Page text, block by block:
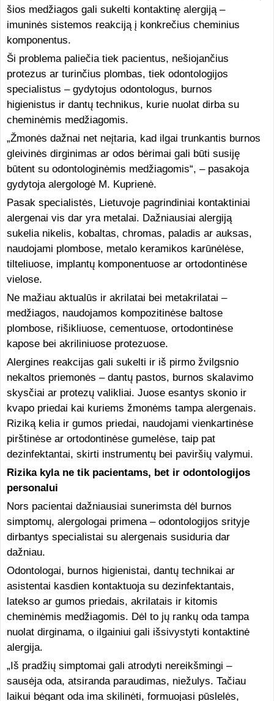
šios medžiagos gali sukelti kontaktinę alergiją –
imuninės sistemos reakciją į konkrečius cheminius
komponentus.
Ši problema paliečia tiek pacientus, nešiojančius
protezus ar turinčius plombas, tiek odontologijos
specialistus – gydytojus odontologus, burnos
higienistus ir dantų technikus, kurie nuolat dirba su
cheminėmis medžiagomis.
„Žmonės dažnai net neįtaria, kad ilgai trunkantis burnos
gleivinės dirginimas ar odos bėrimai gali būti susiję
būtent su odontologinėmis medžiagomis“, – pasakoja
gydytoja alergologė M. Kuprienė.
Pasak specialistės, Lietuvoje pagrindiniai kontaktiniai
alergenai vis dar yra metalai. Dažniausiai alergiją
sukelia nikelis, kobaltas, chromas, paladis ar auksas,
naudojami plombose, metalo keramikos karūnėlėse,
tilteliuose, implantų komponentuose ar ortodontinėse
vielose.
Ne mažiau aktualūs ir akrilatai bei metakrilatai –
medžiagos, naudojamos kompozitinėse baltose
plombose, rišikliuose, cementuose, ortodontinėse
kapose bei akriliniuose protezuose.
Alergines reakcijas gali sukelti ir iš pirmo žvilgsnio
nekaltos priemonės – dantų pastos, burnos skalavimo
skysčiai ar protezų valikliai. Juose esantys skonio ir
kvapo priedai kai kuriems žmonėms tampa alergenais.
Riziką kelia ir gumos priedai, naudojami vienkartinėse
pirštinėse ar ortodontinėse gumelėse, taip pat
dezinfektantai, skirti instrumentų bei paviršių valymui.
Rizika kyla ne tik pacientams, bet ir odontologijos
personalui
Nors pacientai dažniausiai sunerimsta dėl burnos
simptomų, alergologai primena – odontologijos srityje
dirbantys specialistai su alergenais susiduria dar
dažniau.
Odontologai, burnos higienistai, dantų technikai ar
asistentai kasdien kontaktuoja su dezinfektantais,
latekso ar gumos priedais, akrilatais ir kitomis
cheminėmis medžiagomis. Dėl to jų rankų oda tampa
nuolat dirginama, o ilgainiui gali išsivystyti kontaktinė
alergija.
„Iš pradžių simptomai gali atrodyti nereikšmingi –
sausėja oda, atsiranda paraudimas, niežulys. Tačiau
laikui bėgant oda ima skilinėti, formuojasi pūslelės,